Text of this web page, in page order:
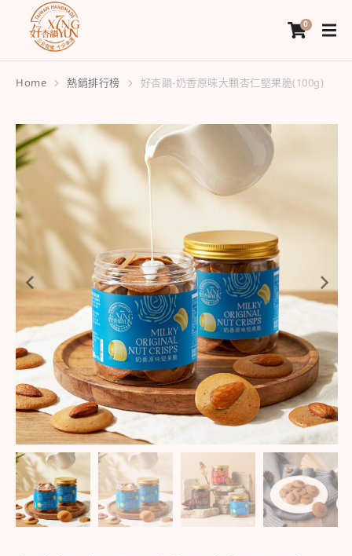
You are here:
Home 熱銷排行榜 好杏韻-奶香原味大顆杏仁堅果脆(100g)